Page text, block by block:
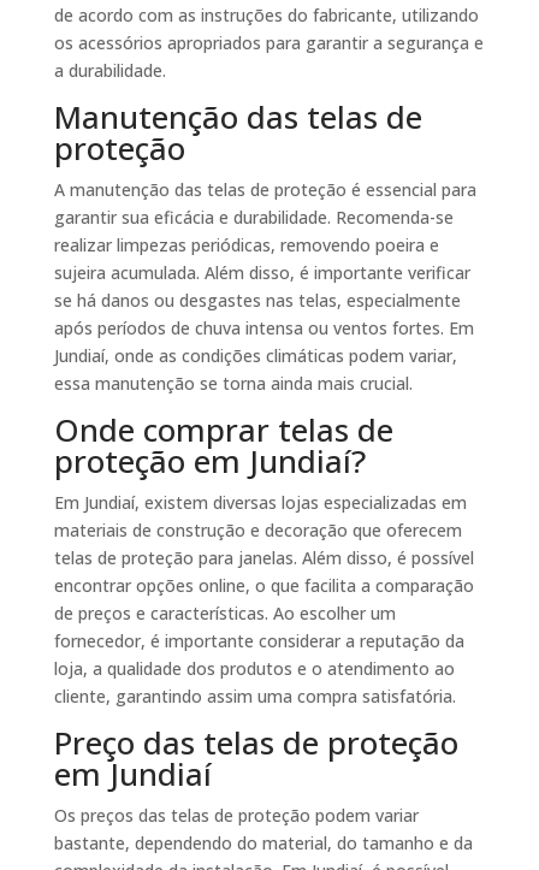
de acordo com as instruções do fabricante, utilizando
os acessórios apropriados para garantir a segurança e
a durabilidade.
Manutenção das telas de
proteção
A manutenção das telas de proteção é essencial para
garantir sua eficácia e durabilidade. Recomenda-se
realizar limpezas periódicas, removendo poeira e
sujeira acumulada. Além disso, é importante verificar
se há danos ou desgastes nas telas, especialmente
após períodos de chuva intensa ou ventos fortes. Em
Jundiaí, onde as condições climáticas podem variar,
essa manutenção se torna ainda mais crucial.
Onde comprar telas de
proteção em Jundiaí?
Em Jundiaí, existem diversas lojas especializadas em
materiais de construção e decoração que oferecem
telas de proteção para janelas. Além disso, é possível
encontrar opções online, o que facilita a comparação
de preços e características. Ao escolher um
fornecedor, é importante considerar a reputação da
loja, a qualidade dos produtos e o atendimento ao
cliente, garantindo assim uma compra satisfatória.
Preço das telas de proteção
em Jundiaí
Os preços das telas de proteção podem variar
bastante, dependendo do material, do tamanho e da